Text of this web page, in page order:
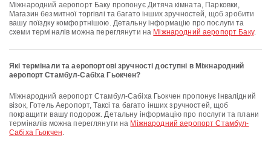
Міжнародний аеропорт Баку пропонує Дитяча кімната, Парковки,
Магазин безмитної торгівлі та багато інших зручностей, щоб зробити
вашу поїздку комфортнішою. Детальну інформацію про послуги та
схеми терміналів можна переглянути на Міжнародний аеропорт Баку.
Які термінали та аеропортові зручності доступні в Міжнародний
аеропорт Стамбул-Сабіха Гьокчен?
Міжнародний аеропорт Стамбул-Сабіха Гьокчен пропонує Інвалідний
візок, Готель Аеропорт, Таксі та багато інших зручностей, щоб
покращити вашу подорож. Детальну інформацію про послуги та плани
терміналів можна переглянути на Міжнародний аеропорт Стамбул-
Сабіха Гьокчен.